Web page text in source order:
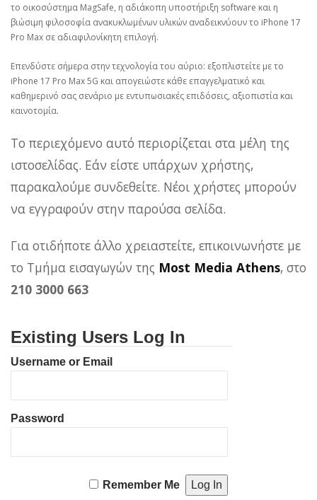
το οικοσύστημα MagSafe, η αδιάκοπη υποστήριξη software και η
βιώσιμη φιλοσοφία ανακυκλωμένων υλικών αναδεικνύουν το iPhone 17
Pro Max σε αδιαφιλονίκητη επιλογή.
Επενδύστε σήμερα στην τεχνολογία του αύριο: εξοπλιστείτε με το
iPhone 17 Pro Max 5G και απογειώστε κάθε επαγγελματικό και
καθημερινό σας σενάριο με εντυπωσιακές επιδόσεις, αξιοπιστία και
καινοτομία.
Το περιεχόμενο αυτό περιορίζεται στα μέλη της
ιστοσελίδας. Εάν είστε υπάρχων χρήστης,
παρακαλούμε συνδεθείτε. Νέοι χρήστες μπορούν
να εγγραφούν στην παρούσα σελίδα.
Για οτιδήποτε άλλο χρειαστείτε, επικοινωνήστε με
το Τμήμα εισαγωγών της Most Media Athens, στο
210 3000 663
Existing Users Log In
Username or Email
Password
Remember Me